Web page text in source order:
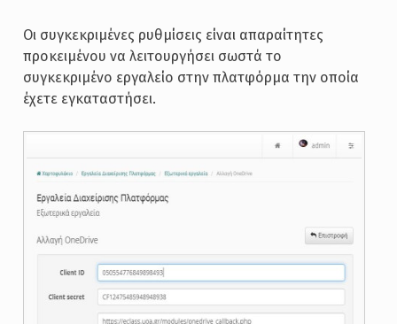
Οι συγκεκριμένες ρυθμίσεις είναι απαραίτητες
προκειμένου να λειτουργήσει σωστά το
συγκεκριμένο εργαλείο στην πλατφόρμα την οποία
έχετε εγκαταστήσει.